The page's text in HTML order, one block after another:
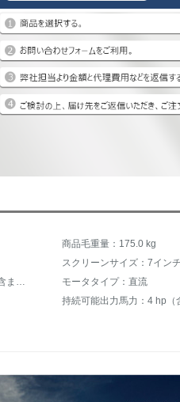
商品毛重量：175.0 kg
モータの動作継続時間：2 h（含まない）-3 h（含む）
モータタイプ：直流